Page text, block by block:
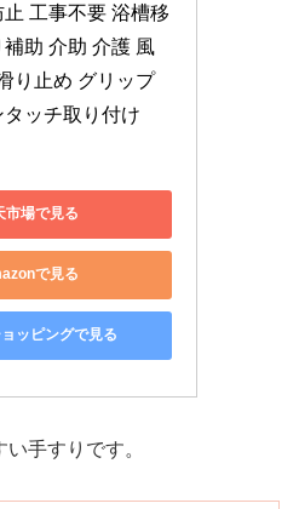
工事不要 浴槽移
助 介助 介護 風
り止め グリップ
ッチ取り付け
市場で見る
で見る
ッピングで見る
手すりです。